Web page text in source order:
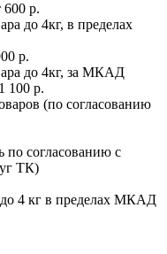
600 р.
до 4кг, в пределах
р.
до 4кг, за МКАД
100 р.
(по согласованию
по согласованию с
ТК)
4 кг в пределах МКАД